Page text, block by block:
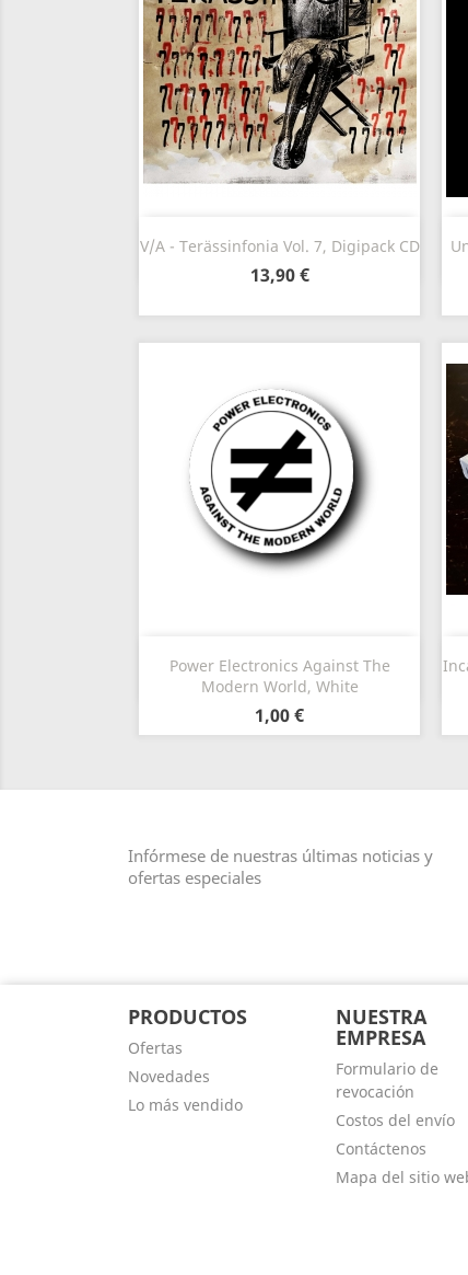
V/A - Terässinfonia Vol. 7, Digipack CD
13,90 €
Vista rápida
Power Electronics Against The
Modern World, White
1,00 €
 Vista rápida
Infórmese de nuestras últimas noticias y
ofertas especiales
PRODUCTOS
Ofertas
Novedades
Lo más vendido
NUESTRA
EMPRESA
Formulario de
revocación
Costos del envío
Contáctenos
Mapa del sitio